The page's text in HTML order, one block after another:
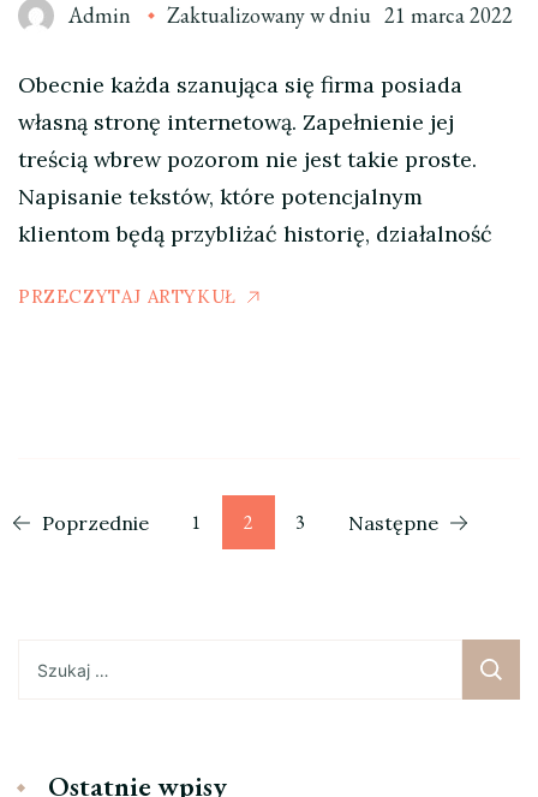
Admin Zaktualizowany w dniu 21 marca 2022
Obecnie każda szanująca się firma posiada
własną stronę internetową. Zapełnienie jej
treścią wbrew pozorom nie jest takie proste.
Napisanie tekstów, które potencjalnym
klientom będą przybliżać historię, działalność
PRZECZYTAJ ARTYKUŁ
Stronicowanie
Poprzednie Strona
1 Strona
2 Strona
3 Następne
Ostatnie wpisy